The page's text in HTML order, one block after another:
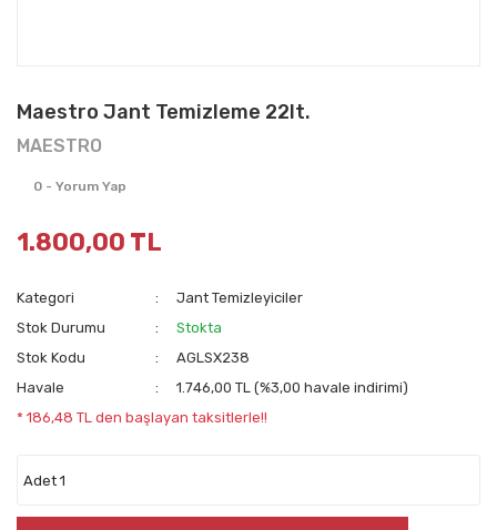
Maestro Jant Temizleme 22lt.
MAESTRO
0 - Yorum Yap
1.800,00 TL
Kategori
Jant Temizleyiciler
Stok Durumu
Stokta
Stok Kodu
AGLSX238
Havale
1.746,00 TL (%3,00 havale indirimi)
* 186,48 TL den başlayan taksitlerle!!